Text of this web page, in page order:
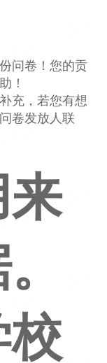
问卷！您的贡
！
充，若您有想
卷发放人联